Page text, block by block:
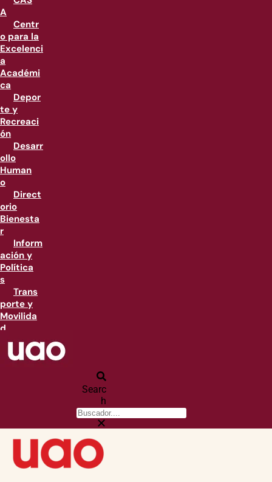
A
Centr
o para la
Excelenci
a
Académi
ca
Depor
te y
Recreaci
ón
Desarr
ollo
Human
o
Direct
orio
Bienesta
r
Inform
ación y
Política
s
Trans
porte y
Movilida
d
Searc
h